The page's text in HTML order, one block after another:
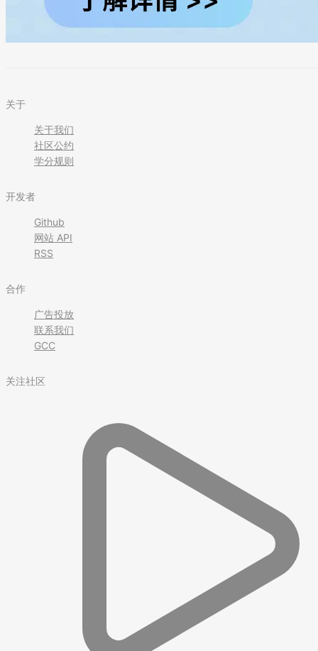
关于
关于我们
社区公约
学分规则
开发者
Github
网站 API
RSS
合作
广告投放
联系我们
GCC
关注社区